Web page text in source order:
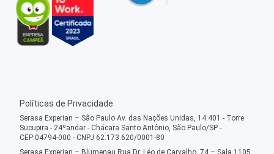
Políticas de Privacidade
Serasa Experian – São Paulo Av. das Nações Unidas, 14.401 - Torre
Sucupira - 24ºandar - Chácara Santo Antônio, São Paulo/SP -
CEP:04794-000 - CNPJ 62.173.620/0001-80
Serasa Experian – Blumenau Rua Dr. Léo de Carvalho, 74 – Sala 1105